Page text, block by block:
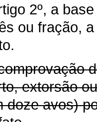
2º, a
ou fração,
extorsão
doze avos)